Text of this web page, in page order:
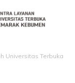
Universitas Terbuka